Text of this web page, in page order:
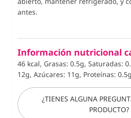
antes.
Información nutricional
46 kcal, Grasas: 0.5g, Saturadas:
12g, Azúcares: 11g, Proteínas: 0.5g
¿TIENES ALGUNA
PRODUCTO?